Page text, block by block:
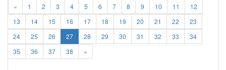
« 1 2 3 4 5 6 7 8 9 10 11
12
13
14 15 16 17 18 19 20 21 22
23
24
25 26 27 28 29 30 31 32 33
34
35
36 37 38 »